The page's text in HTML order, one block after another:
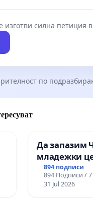
силна петиция
по
Да запазим
младежки
Варна
894 подписи
894 Подписи /
31 Jul 2026